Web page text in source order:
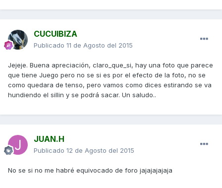
CUCUIBIZA
Publicado 11 de Agosto del 2015
Jejeje. Buena apreciación, claro_que_si, hay una foto que parece
que tiene Juego pero no se si es por el efecto de la foto, no se
como quedara de tenso, pero vamos como dices estirando se va
hundiendo el sillin y se podrá sacar. Un saludo..
JUAN.H
Publicado 12 de Agosto del 2015
No se si no me habré equivocado de foro jajajajajaja